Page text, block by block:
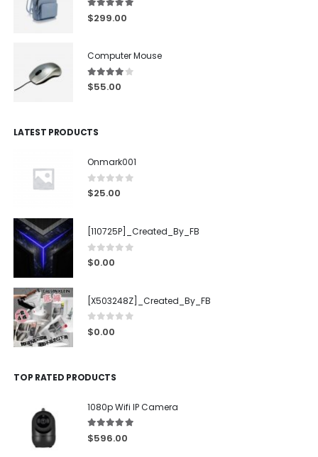
5.00out of 5
$299.00
Computer Mouse
4.00out of 5
$55.00
LATEST PRODUCTS
Onmark001
0out of 5
$25.00
[110725P]_Created_By_FB
0out of 5
$0.00
[X503248Z]_Created_By_FB
0 out of 5
$0.00
TOP RATED PRODUCTS
1080p Wifi IP Camera
5.00out of 5
$596.00